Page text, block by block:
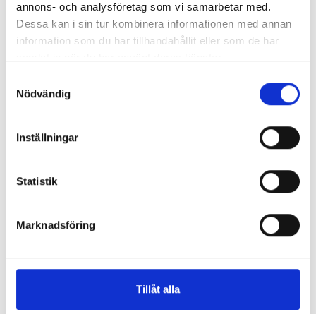
annons- och analysföretag som vi samarbetar med.
Dessa kan i sin tur kombinera informationen med annan
information som du har tillhandahållit eller som de har
Nödvändig
Inställningar
Statistik
Marknadsföring
Tillåt alla